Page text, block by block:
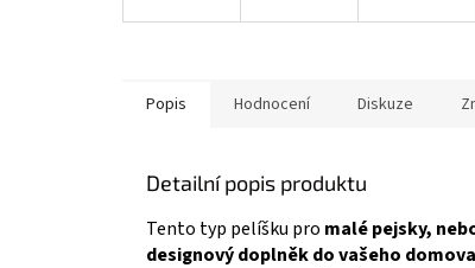
Popis Hodnocení Diskuze
Detailní popis produktu
Tento typ pelíšku pro malé pejsky,
designový doplněk do vašeho domova